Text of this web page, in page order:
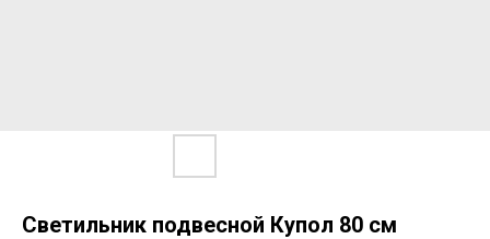
Светильник подвесной Купол 80 см